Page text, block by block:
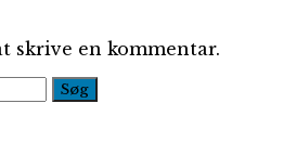
skrive en kommentar.